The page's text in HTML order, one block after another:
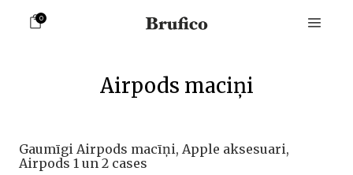
0
Airpods maciņi
Gaumīgi Airpods macīņi, Apple aksesuari,
Airpods 1 un 2 cases